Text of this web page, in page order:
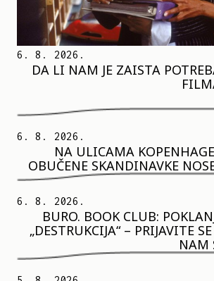
6. 8. 2026.
DA LI NAM JE ZAISTA
6. 8. 2026.
NA ULICAMA
OBUČENE SKANDINAVKE
6. 8. 2026.
BURO. BOOK CLUB:
„DESTRUKCIJA“ – PRIJAVITE
NAM